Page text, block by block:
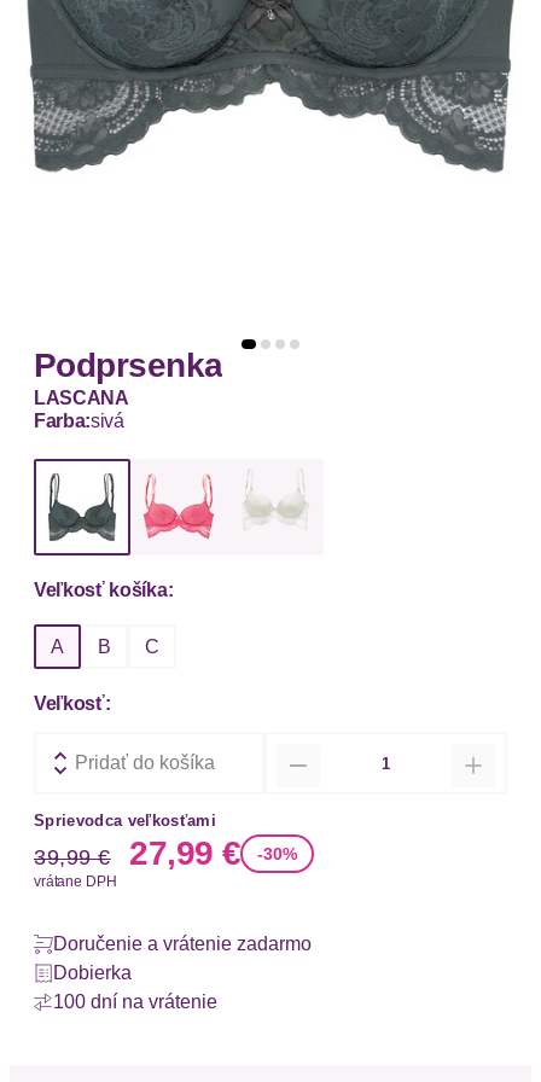
Podprsenka
LASCANA
Farba:sivá
Veľkosť košíka:
A B C
Veľkosť:
Pridať do košíka
Sprievodca veľkosťami
Stará cena
39,99 € Nová cena
27,99 € -30%
vrátane DPH
Doručenie a vrátenie zadarmo
Dobierka
100 dní na vrátenie